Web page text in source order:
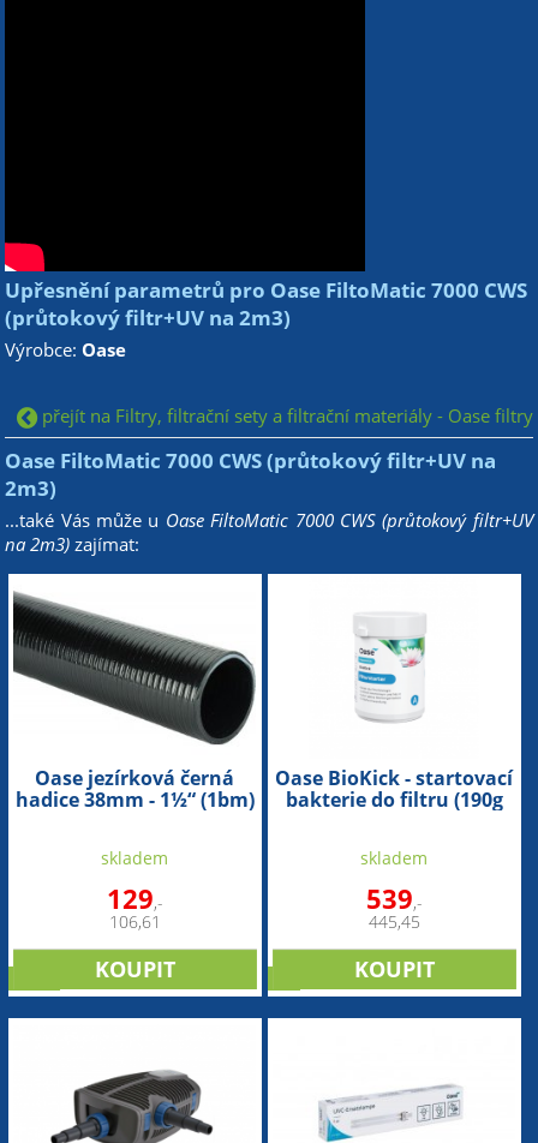
Upřesnění parametrů pro Oase FiltoMatic 7000 CWS
(průtokový filtr+UV na 2m3)
Výrobce:Oase
přejít na Filtry, filtrační sety a filtrační materiály - Oase filtry
Oase FiltoMatic 7000 CWS (průtokový filtr+UV na
2m3)
...také Vás může u Oase FiltoMatic 7000 CWS (průtokový filtr+UV
na 2m3) zajímat:
Oase jezírková černá
hadice 38mm - 1½“ (1bm)
skladem
129,-
106,61
Oase BioKick - startovací
bakterie do filtru (190g
skladem
539,-
445,45